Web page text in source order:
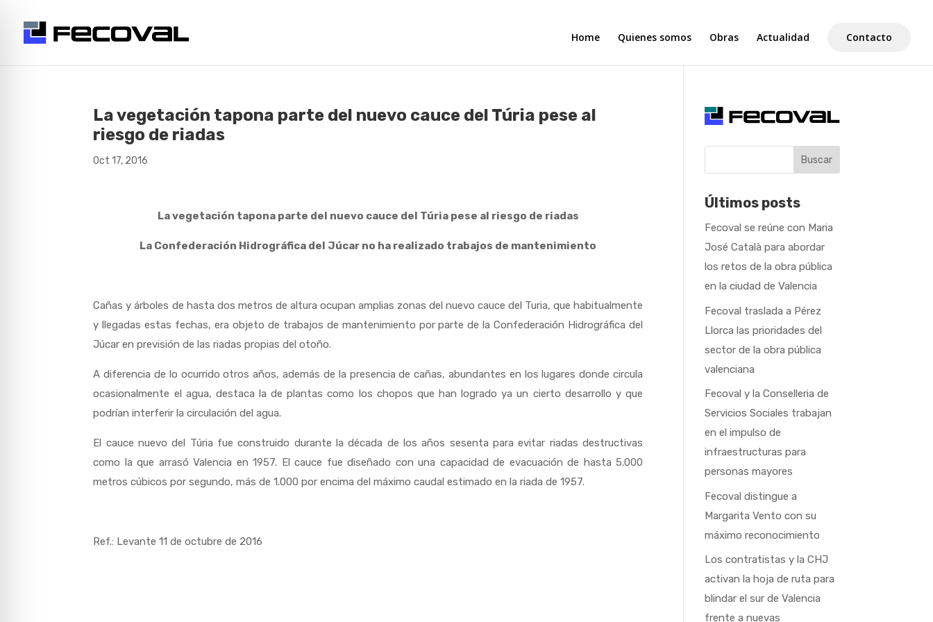
Home Quienes somos Obras Actualidad Contacto
La vegetación tapona parte del nuevo cauce del Túria pese al
riesgo de riadas
Oct 17, 2016
La vegetación tapona parte del nuevo cauce del Túria pese al riesgo de riadas
La Confederación Hidrográfica del Júcar no ha realizado trabajos de mantenimiento
Cañas y árboles de hasta dos metros de altura ocupan amplias zonas del nuevo cauce del Turia, que habitualmente
y llegadas estas fechas, era objeto de trabajos de mantenimiento por parte de la Confederación Hidrográfica del
Júcar en previsión de las riadas propias del otoño.
A diferencia de lo ocurrido otros años, además de la presencia de cañas, abundantes en los lugares donde circula
ocasionalmente el agua, destaca la de plantas como los chopos que han logrado ya un cierto desarrollo y que
podrían interferir la circulación del agua.
El cauce nuevo del Túria fue construido durante la década de los años sesenta para evitar riadas destructivas
como la que arrasó Valencia en 1957. El cauce fue diseñado con una capacidad de evacuación de hasta 5.000
metros cúbicos por segundo, más de 1.000 por encima del máximo caudal estimado en la riada de 1957.
Ref.: Levante 11 de octubre de 2016
Buscar
Últimos posts
Fecoval se reúne con Maria
José Català para abordar
los retos de la obra pública
en la ciudad de Valencia
Fecoval traslada a Pérez
Llorca las prioridades del
sector de la obra pública
valenciana
Fecoval y la Conselleria de
Servicios Sociales trabajan
en el impulso de
infraestructuras para
personas mayores
Fecoval distingue a
Margarita Vento con su
máximo reconocimiento
Los contratistas y la CHJ
activan la hoja de ruta para
blindar el sur de Valencia
frente a nuevas